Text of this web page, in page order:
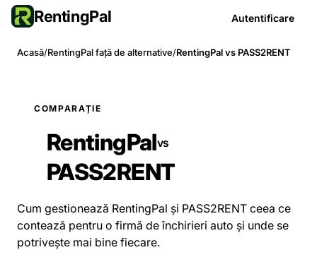
RentingPal Autentificare
Acasă/RentingPal față de alternative/RentingPal vs PASS2RENT
COMPARAȚIE
RentingPalvs
PASS2RENT
Cum gestionează RentingPal și PASS2RENT ceea ce
contează pentru o firmă de închirieri auto și unde se
potrivește mai bine fiecare.